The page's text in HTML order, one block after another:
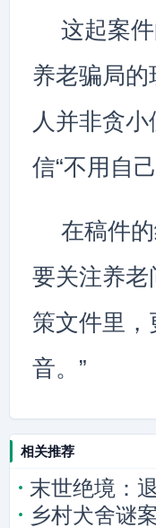
这起案
养老骗局
人并非贪
信“不用自
在稿件
要关注养老
策文件里
音。”
相关推荐
末世绝境：
乡村犬舍谜